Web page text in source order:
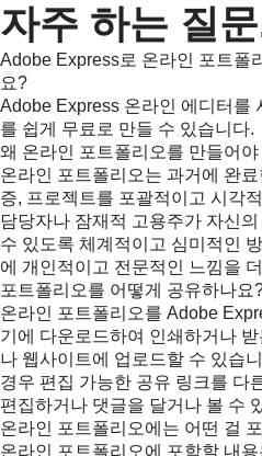
자주 하는 질
Adobe Express로 온라인 포트폴
요?
Adobe Express 온라인 에디터를
를 쉽게 무료로 만들 수 있습니다.
왜 온라인 포트폴리오를 만들어
온라인 포트폴리오는 과거에 완
증, 프로젝트를 포괄적이고 시각
담당자나 잠재적 고용주가 자신
수 있도록 체계적이고 심미적인
에 개인적이고 전문적인 느낌을
포트폴리오를 어떻게 공유하나요
온라인 포트폴리오를 Adobe
기에 다운로드하여 인쇄하거나
나 웹사이트에 업로드할 수 있습
경우 편집 가능한 공유 링크를 다
편집하거나 댓글을 달거나 볼 수
온라인 포트폴리오에는 어떤 걸
온라인 포트폴리오에 포함할 내